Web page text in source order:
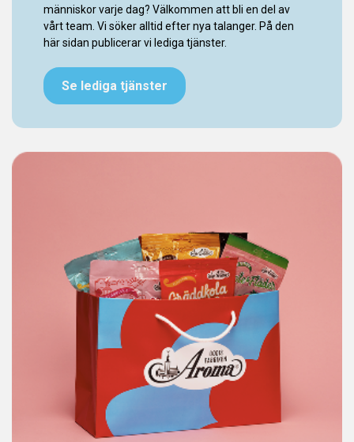
människor varje dag? Välkommen att bli en del av
vårt team. Vi söker alltid efter nya talanger. På den
här sidan publicerar vi lediga tjänster.
Se lediga tjänster